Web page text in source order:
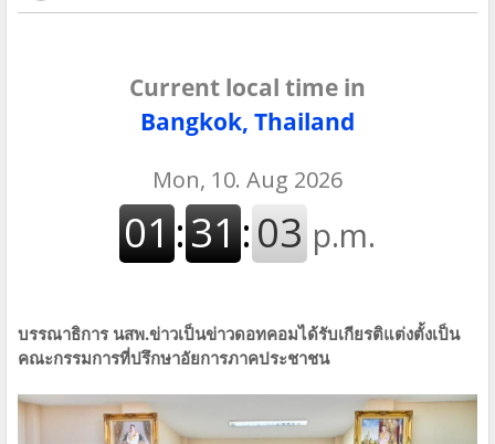
Current local time in
Bangkok, Thailand
บรรณาธิการ นสพ.ข่าวเป็นข่าวดอทคอมได้รับเกียรติแต่งตั้งเป็น
คณะกรรมการที่ปรึกษาอัยการภาคประชาชน